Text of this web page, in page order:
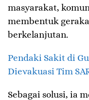
masyarakat,
membentuk
berkelanjutan.
Pendaki Sakit di
Dievakuasi Tim
Sebagai solusi, ia